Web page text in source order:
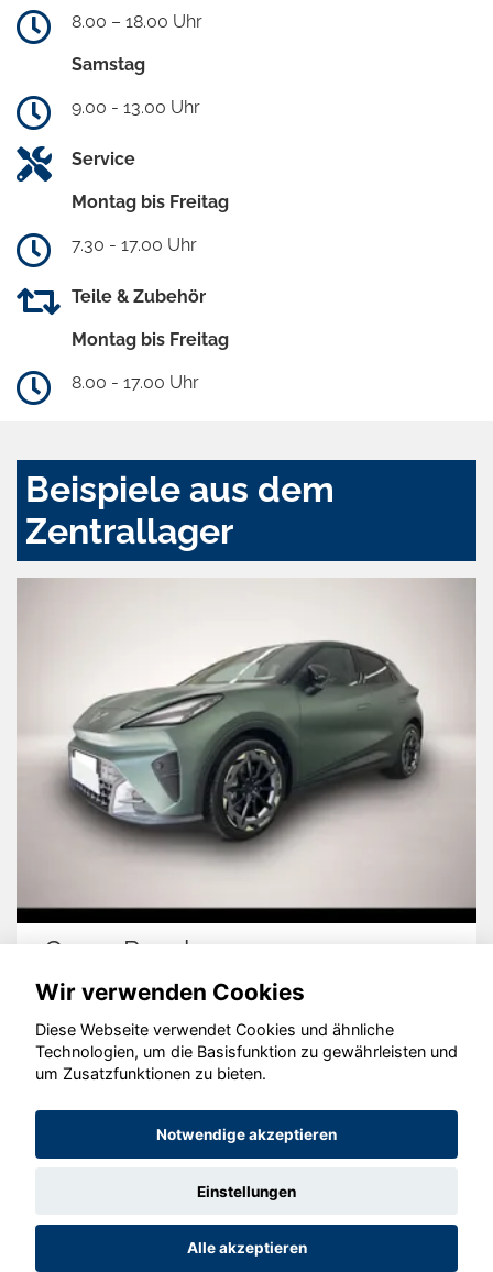
8.00 – 18.00 Uhr
Samstag
9.00 - 13.00 Uhr
Service
Montag bis Freitag
7.30 - 17.00 Uhr
Teile & Zubehör
Montag bis Freitag
8.00 - 17.00 Uhr
Beispiele aus dem
Zentrallager
Cupra Raval
© konjunkturmotor.de GmbH 2020 - 2026
Wir verwenden Cookies
Diese Webseite verwendet Cookies und ähnliche
Technologien, um die Basisfunktion zu gewährleisten und
um Zusatzfunktionen zu bieten.
Notwendige akzeptieren
Einstellungen
Alle akzeptieren